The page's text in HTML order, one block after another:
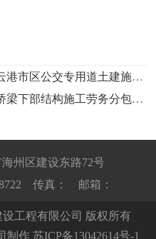
区公交专用道土建施工项目
部结构施工劳务分包招标公告
州区建设东路72号
传真： 邮箱：
设工程有限公司 版权所有
制作 苏ICP备13042614号-1